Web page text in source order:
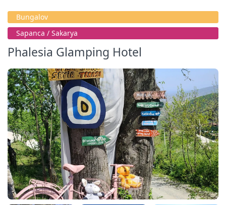
Bungalov
Sapanca / Sakarya
Phalesia Glamping Hotel